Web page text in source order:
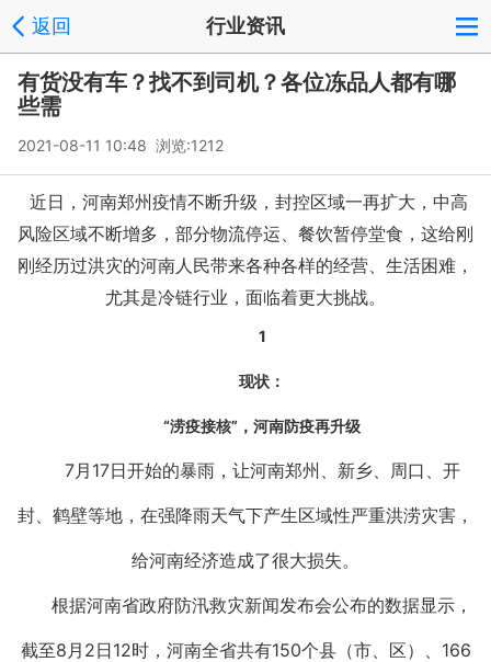
返回 行业资讯
有货没有车？找不到司机？各位冻品人都有哪
些需
2021-08-11 10:48 浏览:1212
近日，河南郑州疫情不断升级，封控区域一再扩大，中高
风险区域不断增多，部分物流停运、餐饮暂停堂食，这给刚
刚经历过洪灾的河南人民带来各种各样的经营、生活困难，
尤其是冷链行业，面临着更大挑战。
1
现状：
“涝疫接核”，河南防疫再升级
7月17日开始的暴雨，让河南郑州、新乡、周口、开
封、鹤壁等地，在强降雨天气下产生区域性严重洪涝灾害，
给河南经济造成了很大损失。
根据河南省政府防汛救灾新闻发布会公布的数据显示，
截至8月2日12时，河南全省共有150个县（市、区）、166